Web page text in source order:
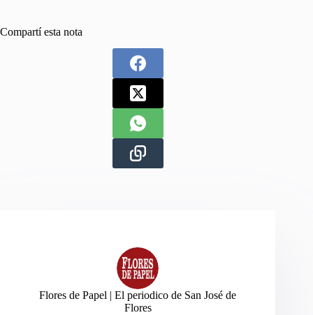
Compartí esta nota
Flores de Papel | El periodico de San José de
Flores